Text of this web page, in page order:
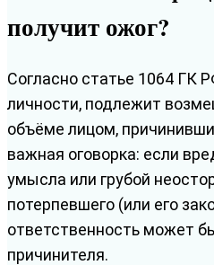
получит ожог?
Согласно статье 1064 ГК
личности, подлежит
объёме лицом,
важная оговорка: если
умысла или грубой
потерпевшего (или его
ответственность может
причинителя.